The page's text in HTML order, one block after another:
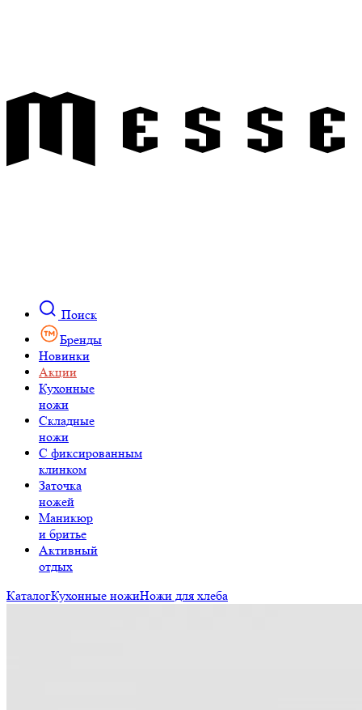
Поиск
Бренды
Новинки
Акции
Кухонные
ножи
Складные
ножи
C фиксированным
клинком
Заточка
ножей
Маникюр
и бритье
Активный
отдых
КаталогКухонные ножиНожи для хлеба